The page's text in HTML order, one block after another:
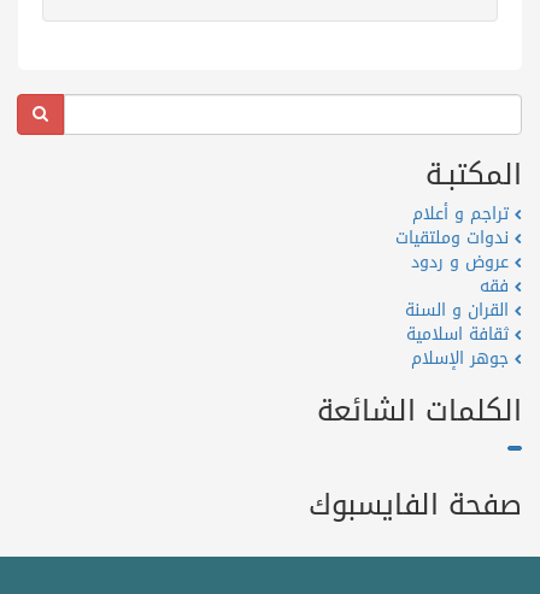
المكتبـة
تراجم و أعلام
ندوات وملتقيات
عروض و ردود
فقه
القران و السنة
ثقافة اسلامية
جوهر الإسلام
الكلمات الشائعة
صفحة الفايسبوك